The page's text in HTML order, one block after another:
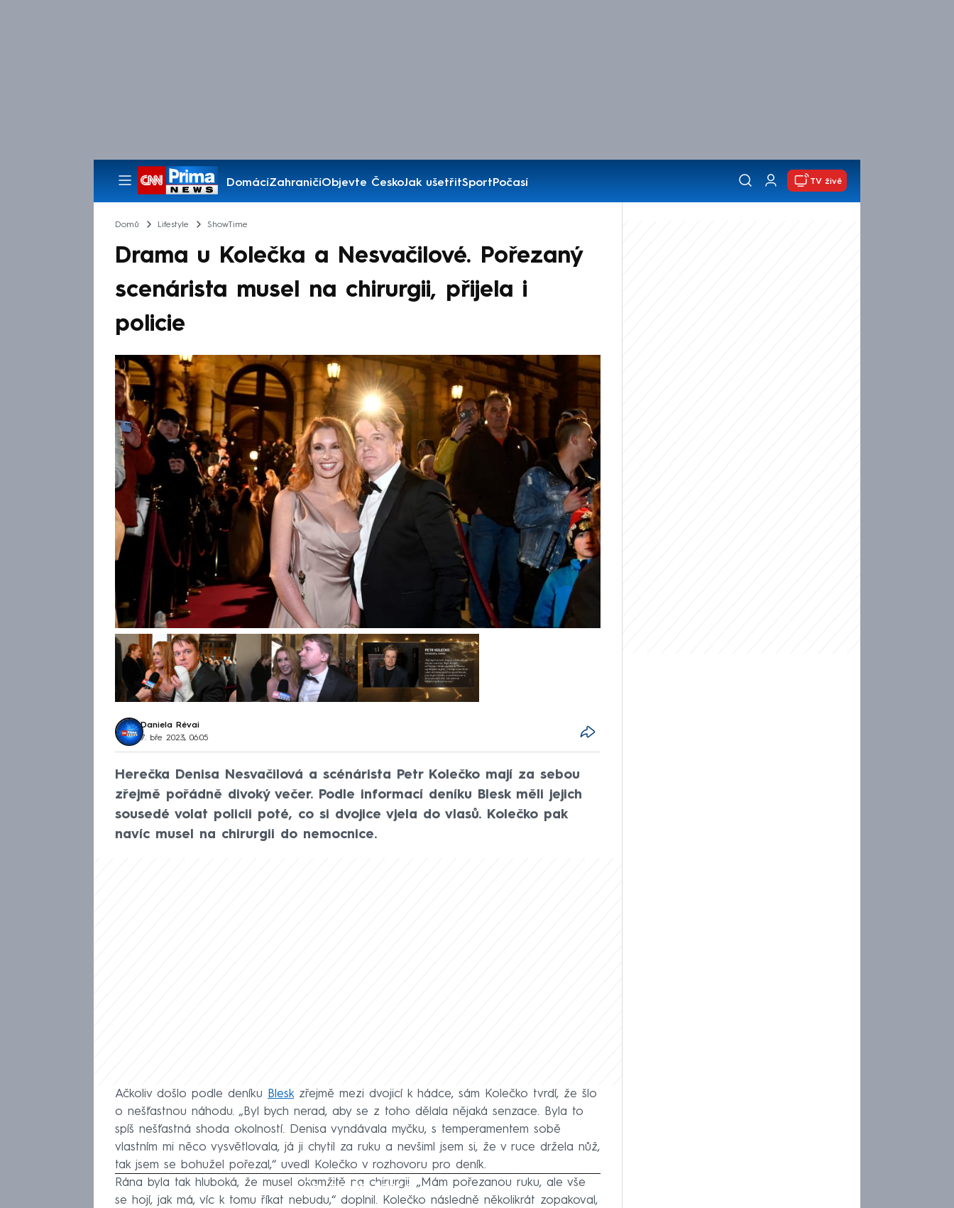
DomácíZahraničíObjevte ČeskoJak ušetřitSportPočasí
Pořady
TV živě
Domů Lifestyle ShowTime
Drama u Kolečka a Nesvačilové. Pořezaný
scenárista musel na chirurgii, přijela i
policie
Daniela Révai
7. bře 2023, 06:05
Herečka Denisa Nesvačilová a scénárista Petr Kolečko mají za sebou
zřejmě pořádně divoký večer. Podle informací deníku Blesk měli jejich
sousedé volat policii poté, co si dvojice vjela do vlasů. Kolečko pak
navíc musel na chirurgii do nemocnice.
Ačkoliv došlo podle deníku Bleskzřejmě mezi dvojicí k hádce, sám Kolečko tvrdí, že šlo
o nešťastnou náhodu. „Byl bych nerad, aby se z toho dělala nějaká senzace. Byla to
spíš nešťastná shoda okolností. Denisa vyndávala myčku, s temperamentem sobě
vlastním mi něco vysvětlovala, já ji chytil za ruku a nevšiml jsem si, že v ruce držela nůž,
tak jsem se bohužel pořezal,“ uvedl Kolečko v rozhovoru pro deník.
Failed to fetch
Rána byla tak hluboká, že musel okamžitě na chirurgii. „Mám pořezanou ruku, ale vše
se hojí, jak má, víc k tomu říkat nebudu,“ doplnil. Kolečko následně několikrát zopakoval,